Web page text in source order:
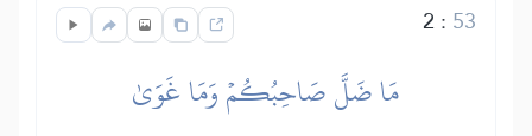
2 : 53
مَا ضَلَّ صَاحِبُكُمۡ وَمَا غَوَىٰ